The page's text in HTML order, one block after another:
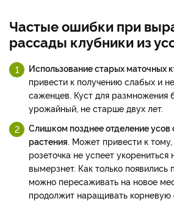
Частые ошибки при
рассады клубники из
Использование старых маточных
привести к получению слабых и
саженцев. Куст для размножения
урожайный, не старше двух лет.
Слишком позднее отделение усов
растения . Может привести к
розеточка не успеет
вымерзнет. Как только появились
можно пересаживать на новое
продолжит наращивать корневую